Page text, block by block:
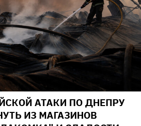
АТАКИ ПО ДНЕПРУ
ИЗ МАГАЗИНОВ